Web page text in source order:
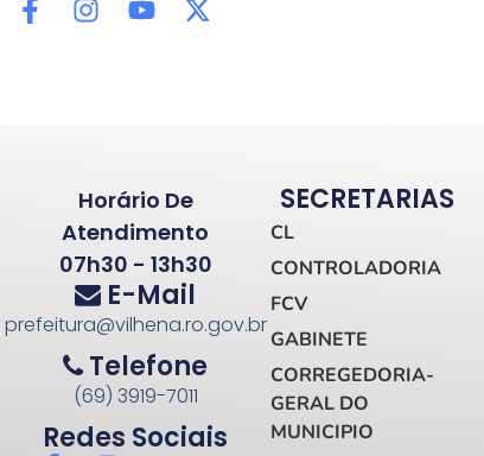
Horário De
Atendimento
07h30 - 13h30
E-Mail
prefeitura@vilhena.ro.gov.br
Telefone
(69) 3919-7011
Redes Sociais
SECRETARIAS
CL
CONTROLADORIA
FCV
GABINETE
CORREGEDORIA-
GERAL DO
MUNICIPIO